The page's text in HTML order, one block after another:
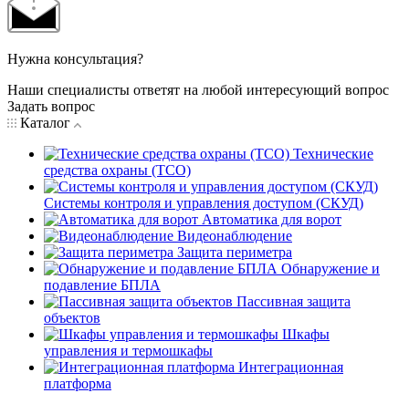
Нужна консультация?
Наши специалисты ответят на любой интересующий вопрос
Задать вопрос
Каталог
Технические
средства охраны (ТСО)
Системы контроля и управления доступом (СКУД)
Автоматика для ворот
Видеонаблюдение
Защита периметра
Обнаружение и
подавление БПЛА
Пассивная защита
объектов
Шкафы
управления и термошкафы
Интеграционная
платформа